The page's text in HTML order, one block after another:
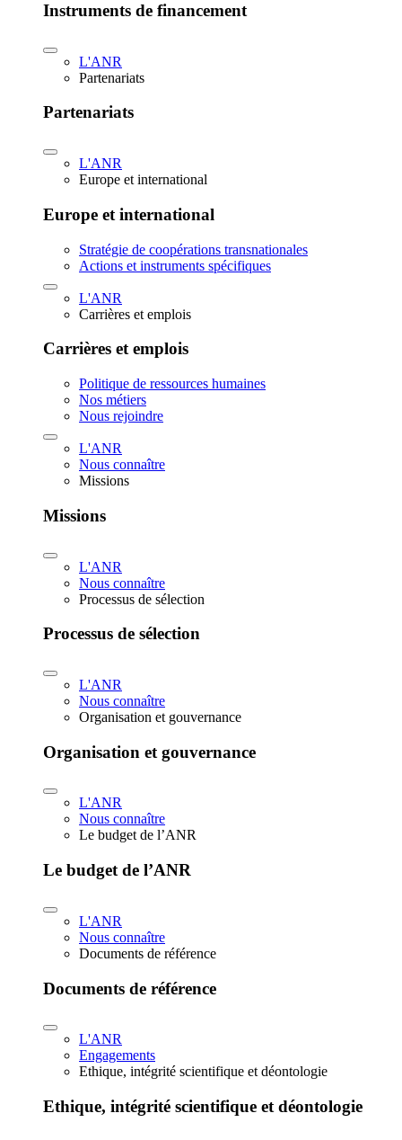
Instruments de financement
L'ANR
Partenariats
Partenariats
L'ANR
Europe et international
Europe et international
Stratégie de coopérations transnationales
Actions et instruments spécifiques
L'ANR
Carrières et emplois
Carrières et emplois
Politique de ressources humaines
Nos métiers
Nous rejoindre
L'ANR
Nous connaître
Missions
Missions
L'ANR
Nous connaître
Processus de sélection
Processus de sélection
L'ANR
Nous connaître
Organisation et gouvernance
Organisation et gouvernance
L'ANR
Nous connaître
Le budget de l’ANR
Le budget de l’ANR
L'ANR
Nous connaître
Documents de référence
Documents de référence
L'ANR
Engagements
Ethique, intégrité scientifique et déontologie
Ethique, intégrité scientifique et déontologie